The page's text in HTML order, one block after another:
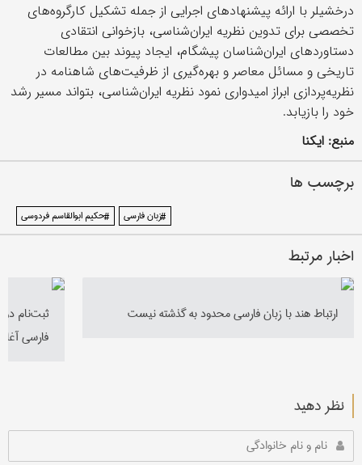
درخشیلر با ارائه پیشنهادهای اجرایی از جمله تشکیل کارگروه‌های
تخصصی برای تدوین نظریه ایران‌شناسی، بازخوانی انتقادی
دستاوردهای ایران‌شناسان پیشگام، ایجاد پیوند بین مطالعات
تاریخی و مسائل معاصر و بهره‌گیری از ظرفیت‌های شاهنامه در
نظریه‌پردازی ابراز امیدواری نمود نظریه ایران‌شناسی، بتواند مسیر رشد
خود را بازیابد.
منبع: ایکنا
برچسب ها
#زبان فارسی #حکیم ابوالقاسم فردوسی
اخبار مرتبط
ارتباط هند با زبان فارسی محدود به گذشته نیست
ثبت‌نام
فارسی
نظر دهید